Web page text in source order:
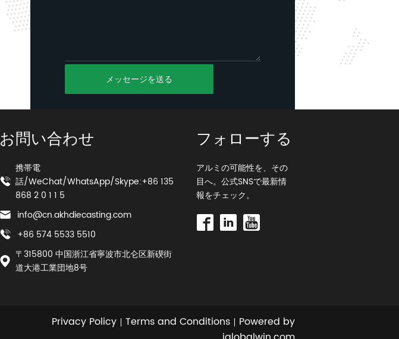
メッセージを送る
お問い合わせ
携帯電
話/WeChat/WhatsApp/Skype:+86 135
868 2 0 1 1 5
info@cn.akhdiecasting.com
+86 574 5533 5510
〒315800 中国浙江省寧波市北仑区新碶街
道大港工業団地8号
フォローする
アルミの可能性を、その
目へ。公式SNSで最新情
報をチェック。
Privacy Policy Terms and Conditions
Powered by